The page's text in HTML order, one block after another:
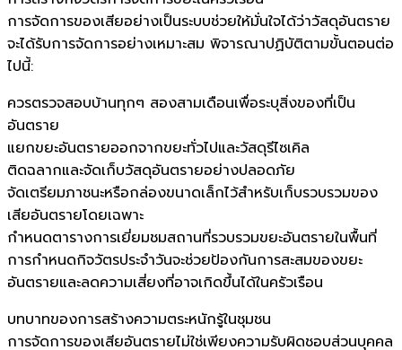
การจัดการของเสียอย่างเป็นระบบช่วยให้มั่นใจได้ว่าวัสดุอันตราย
จะได้รับการจัดการอย่างเหมาะสม พิจารณาปฏิบัติตามขั้นตอนต่อ
ไปนี้:
ควรตรวจสอบบ้านทุกๆ สองสามเดือนเพื่อระบุสิ่งของที่เป็น
อันตราย
แยกขยะอันตรายออกจากขยะทั่วไปและวัสดุรีไซเคิล
ติดฉลากและจัดเก็บวัสดุอันตรายอย่างปลอดภัย
จัดเตรียมภาชนะหรือกล่องขนาดเล็กไว้สำหรับเก็บรวบรวมของ
เสียอันตรายโดยเฉพาะ
กำหนดตารางการเยี่ยมชมสถานที่รวบรวมขยะอันตรายในพื้นที่
การกำหนดกิจวัตรประจำวันจะช่วยป้องกันการสะสมของขยะ
อันตรายและลดความเสี่ยงที่อาจเกิดขึ้นได้ในครัวเรือน
บทบาทของการสร้างความตระหนักรู้ในชุมชน
การจัดการของเสียอันตรายไม่ใช่เพียงความรับผิดชอบส่วนบุคคล